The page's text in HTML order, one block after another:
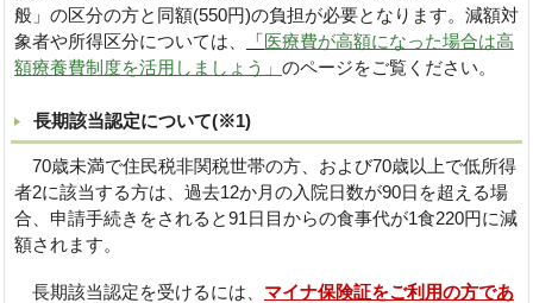
般」の区分の方と同額(550円)の負担が必要となります。減額対
象者や所得区分については、
「医療費が高額になった場合は高
額療養費制度を活用しましょう」 のページをご覧ください。
長期該当認定について(※1)
70歳未満で住民税非関税世帯の方、および70歳以上で低所得
者2に該当する方は、過去12か月の入院日数が90日を超える場
合、申請手続きをされると91日目からの食事代が1食220円に減
額されます。
長期該当認定を受けるには、 マイナ保険証をご利用の方であ